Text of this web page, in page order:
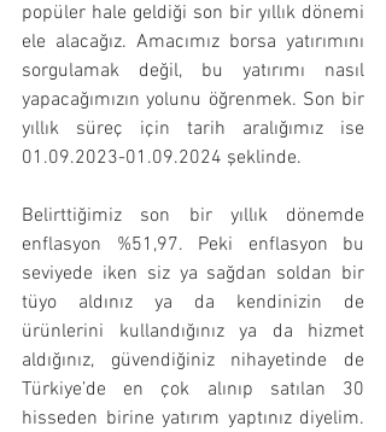
popüler hale geldiği son bir yıllık dönemi
ele alacağız. Amacımız borsa yatırımını
sorgulamak değil, bu yatırımı nasıl
yapacağımızın yolunu öğrenmek. Son bir
yıllık süreç için tarih aralığımız ise
01.09.2023-01.09.2024 şeklinde.
Belirttiğimiz son bir yıllık dönemde
enflasyon %51,97. Peki enflasyon bu
seviyede iken siz ya sağdan soldan bir
tüyo aldınız ya da kendinizin de
ürünlerini kullandığınız ya da hizmet
aldığınız, güvendiğiniz nihayetinde de
Türkiye’de en çok alınıp satılan 30
hisseden birine yatırım yaptınız diyelim.